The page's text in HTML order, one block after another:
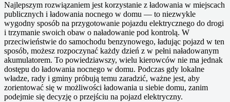
Najlepszym rozwiązaniem jest korzystanie z ładowania w miejscach
publicznych i ładowania nocnego w domu — to niezwykle
wygodny sposób na przygotowanie pojazdu elektrycznego do drogi
i trzymanie swoich obaw o naładowanie pod kontrolą. W
przeciwieństwie do samochodu benzynowego, ładując pojazd w ten
sposób, możesz rozpoczynać każdy dzień z w pełni naładowanym
akumulatorem. To powiedziawszy, wielu kierowców nie ma jednak
dostępu do ładowania nocnego w domu. Podczas gdy lokalne
władze, rady i gminy próbują temu zaradzić, ważne jest, aby
zorientować się w możliwości ładowania u siebie domu, zanim
podejmie się decyzję o przejściu na pojazd elektryczny.